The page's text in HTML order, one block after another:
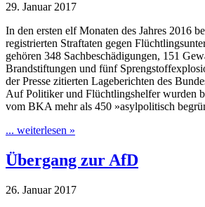
29. Januar 2017
In den ersten elf Monaten des Jahres 2016
registrierten Straftaten gegen
gehören 348 Sachbeschädigungen, 151
Brandstiftungen und fünf
der Presse zitierten Lageberichten des
Auf Politiker und Flüchtlingshelfer wurden
vom BKA mehr als 450 »asylpolitisch
... weiterlesen »
Übergang zur AfD
26. Januar 2017